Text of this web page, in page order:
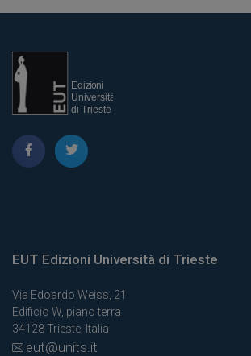
EUT Edizioni Università di Trieste
Via Edoardo Weiss, 21
Edificio W, piano terra
34128 Trieste, Italia
eut@units.it